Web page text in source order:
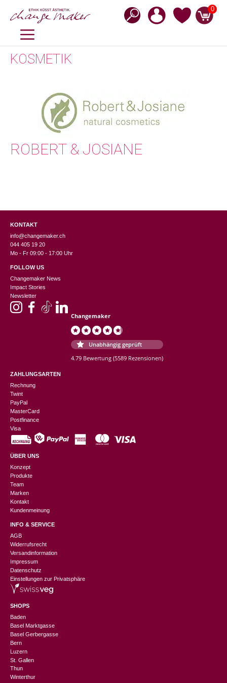
Inhalt
0
MENÜ
KOSMETIK
ROBERT & JOSIANE
KONTAKT
info@changemaker.ch
044 405 19 20
Mo - Fr 09:00 - 17:00 Uhr
FOLLOW US
Changemaker News
Impact Stories
Newsletter
Changemaker
Unabhängig geprüft
4.79 Bewertung (5589 Rezensionen)
ZAHLUNGSARTEN
Rechnung
Twint
PayPal
MasterCard
Postfinance
Visa
ÜBER UNS
Konzept
Produkte
Team
Marken
Kontakt
Kundenmeinung
INFO & SERVICE
AGB
Widerrufsrecht
Versandinformation
Impressum
Datenschutz
Einstellungen zur Privatsphäre
SHOPS
Baden
Basel Marktgasse
Basel Gerbergasse
Bern
Luzern
St. Gallen
Thun
Winterthur